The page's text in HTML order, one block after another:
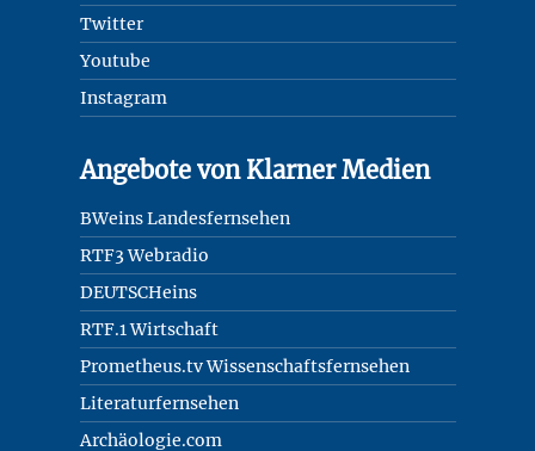
Twitter
Youtube
Instagram
Angebote von Klarner Medien
BWeins Landesfernsehen
RTF3 Webradio
DEUTSCHeins
RTF.1 Wirtschaft
Prometheus.tv Wissenschaftsfernsehen
Literaturfernsehen
Archäologie.com